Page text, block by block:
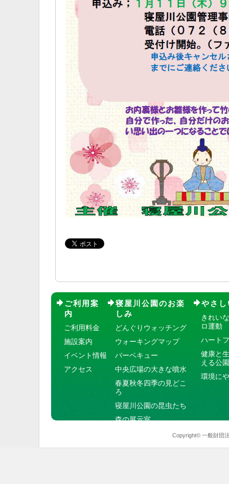
ご利用案
内
ご利用料金
施設案内
イベント情報
アクセス
寝屋川公園のお楽
しみ
どんぐりウォッチング
ウォーキングマップ
バーベキュー
中央広場の大きな噴水
春夏秋冬四季の見どこ
ろ
寝屋川公園の昆虫たち
森の展示室
やさ
きれい
ロ運動
ハート
健康と
える公園
環境に
Copyright© 一般財団